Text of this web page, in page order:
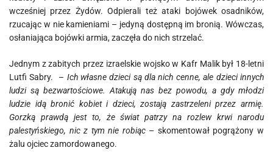
wcześniej przez Żydów. Odpierali też ataki bojówek osadników,
rzucając w nie kamieniami – jedyną dostępną im bronią. Wówczas,
osłaniająca bojówki armia, zaczęła do nich strzelać.
Jednym z zabitych przez izraelskie wojsko w Kafr Malik był 18-letni
Lutfi Sabry. – Ich własne dzieci są dla nich cenne, ale dzieci innych
ludzi są bezwartościowe. Atakują nas bez powodu, a gdy młodzi
ludzie idą bronić kobiet i dzieci, zostają zastrzeleni przez armię.
Gorzką prawdą jest to, że świat patrzy na rozlew krwi narodu
palestyńskiego, nic z tym nie robiąc– skomentował pogrążony w
żalu ojciec zamordowanego.